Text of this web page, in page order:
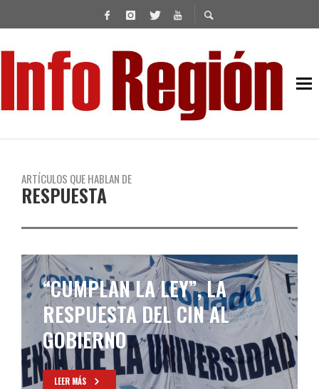
ARTÍCULOS QUE HABLAN DE
RESPUESTA
“CUMPLAN LA LEY”, LA
RESPUESTA DEL CIN AL
GOBIERNO
LEER MÁS